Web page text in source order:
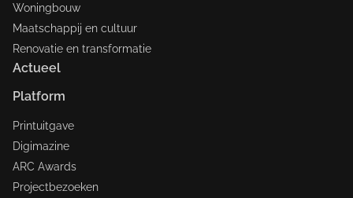
Woningbouw
Maatschappij en cultuur
Renovatie en transformatie
Actueel
Platform
Printuitgave
Digimazine
ARC Awards
Projectbezoeken